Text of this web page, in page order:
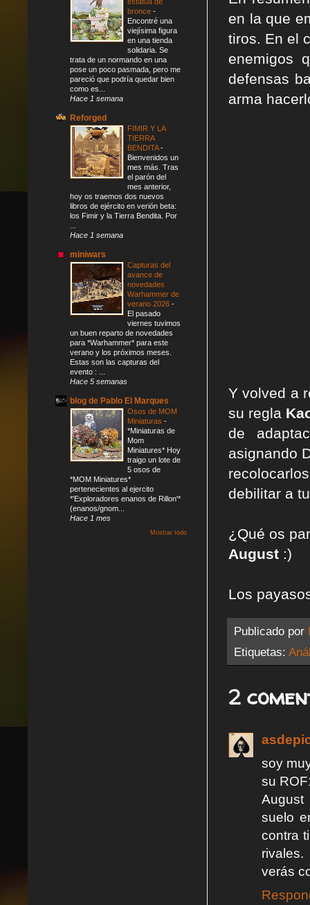
en la que
tiros. En el
enemigos
defensas
arma
Y volved a
su regla
de
asignando
debilitar a
¿Qué os
August :)
Los
Publicado por
Etiquetas:
2
soy
su
suelo
contra
verás
bronce -
Encontré una
viejísima figura
en una tienda
solidaria. Se
trata de un normando en una
pose un poco pasmada, pero me
pareció que podría quedar bien
como es...
Hace 1 semana
Reforged
FIMIR Y LA
TIERRA
BENDITA-
Bienvenidos un
mes más. Tras
el parón del
mes anterior,
hoy os traemos dos nuevos
libros de ejército en verión beta:
los Fimir y la Tierra Bendita. Por
Hace 1 semana
miniwars
Capturas del
avance de
novedades
Warhammer de
verano 2026 -
El pasado
viernes tuvimos
un buen reparto de novedades
para *Warhammer* para este
verano y los próximos meses.
Estas son las capturas del
evento : ...
Hace 5 semanas
blog de Pablo El Marques
Osos de MOM
Miniaturas -
*Miniaturas de
Mom
Miniatures* Hoy
traigo un lote de
5 osos de
*MOM Miniatures*
pertenecientes al ejercito
*'Exploradores enanos de Rillon'*
(enanos/gnom...
Hace 1 mes
Mostrar todo